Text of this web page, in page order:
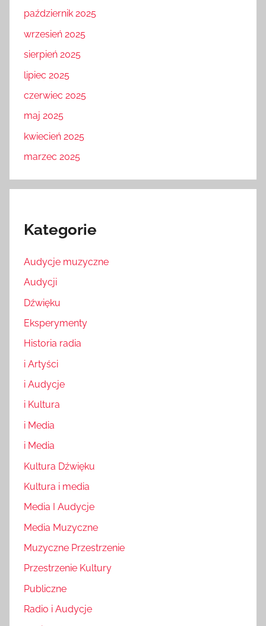
październik 2025
wrzesień 2025
sierpień 2025
lipiec 2025
czerwiec 2025
maj 2025
kwiecień 2025
marzec 2025
Kategorie
Audycje muzyczne
Audycji
Dźwięku
Eksperymenty
Historia radia
i Artyści
i Audycje
i Kultura
i Media
i Media
Kultura Dźwięku
Kultura i media
Media I Audycje
Media Muzyczne
Muzyczne Przestrzenie
Przestrzenie Kultury
Publiczne
Radio i Audycje